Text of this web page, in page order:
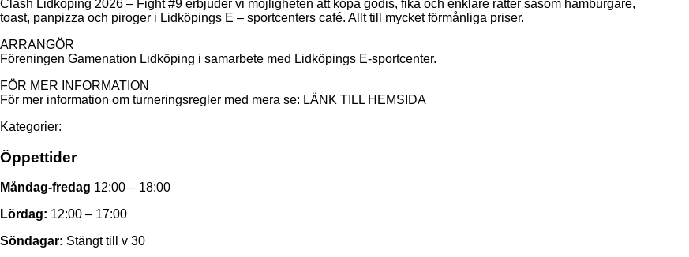
Clash Lidköping 2026 – Fight #9 erbjuder vi möjligheten att köpa godis, fika och enklare rätter såsom hamburgare,
toast, panpizza och piroger i Lidköpings E – sportcenters café. Allt till mycket förmånliga priser.
ARRANGÖR
Föreningen Gamenation Lidköping i samarbete med Lidköpings E-sportcenter.
FÖR MER INFORMATION
För mer information om turneringsregler med mera se: LÄNK TILL HEMSIDA
Kategorier:
Öppettider
Måndag-fredag 12:00 – 18:00
Lördag: 12:00 – 17:00
Söndagar: Stängt till v 30